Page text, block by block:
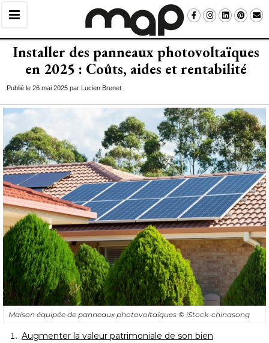
Installer des panneaux photovoltaïques
en 2025 : Coûts, aides et rentabilité
Publié le 26 mai 2025 par Lucien Brenet
Maison équipée de panneaux photovoltaïques © iStock-chinasong
Augmenter la valeur patrimoniale de son bien